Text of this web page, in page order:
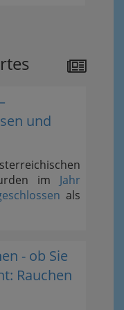
und
im Jahr
als
- ob Sie
Rauchen